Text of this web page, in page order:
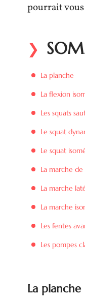
pourrait
La planche
La flexion
Les squats
Le squat
Le squat
La marche de
La marche
La marche
Les fentes
Les pompes
La planche